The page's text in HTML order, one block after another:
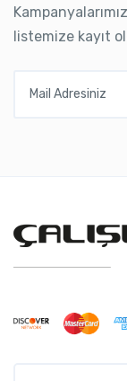
listemize kayıt